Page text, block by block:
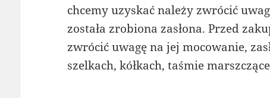
chcemy uzyskać należy zwrócić
została zrobiona zasłona. Przed
zwrócić uwagę na jej mocowanie,
szelkach, kółkach, taśmie